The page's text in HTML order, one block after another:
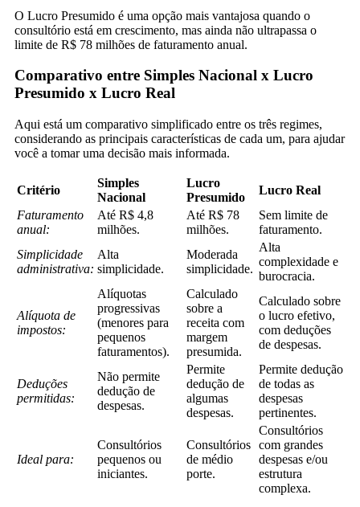
O Lucro Presumido é uma opção mais vantajosa quando o
consultório está em crescimento, mas ainda não ultrapassa o
limite de R$ 78 milhões de faturamento anual.
Comparativo entre Simples Nacional x Lucro
Presumido x Lucro Real
Aqui está um comparativo simplificado entre os três regimes,
considerando as principais características de cada um, para ajudar
você a tomar uma decisão mais informada.
Critério
Simples
Nacional
Lucro
Presumido
Lucro Real
Faturamento
anual:
Até R$ 4,8
milhões.
Até R$ 78
milhões.
Sem limite de
faturamento.
Simplicidade
administrativa:
Alta
simplicidade.
Moderada
simplicidade.
Alta
complexidade e
burocracia.
Alíquota de
impostos:
Alíquotas
progressivas
(menores para
pequenos
faturamentos).
Calculado
sobre a
receita com
margem
presumida.
Calculado sobre
o lucro efetivo,
com deduções
de despesas.
Deduções
permitidas:
Não permite
dedução de
despesas.
Permite
dedução de
algumas
despesas.
Permite dedução
de todas as
despesas
pertinentes.
Ideal para:
Consultórios
pequenos ou
iniciantes.
Consultórios
de médio
porte.
Consultórios
com grandes
despesas e/ou
estrutura
complexa.